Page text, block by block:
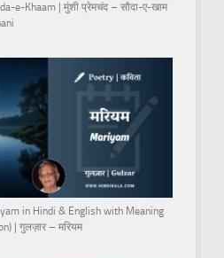
e-Khaam | मुंशी प्रेमचंद – सौदा-ए-खाम
in Hindi & English with Meaning
| गुलज़ार – मरियम